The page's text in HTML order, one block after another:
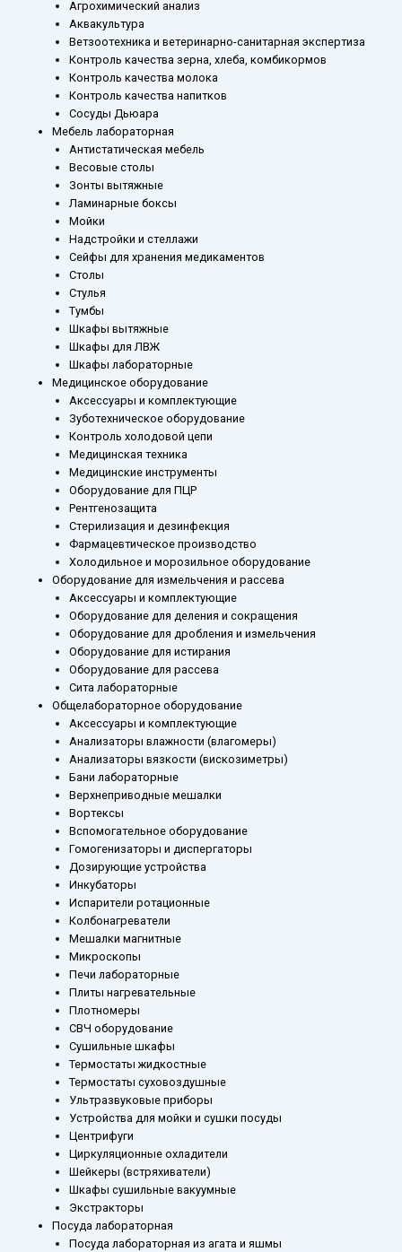
Агрохимический анализ
Аквакультура
Ветзоотехника и ветеринарно-санитарная экспертиза
Контроль качества зерна, хлеба, комбикормов
Контроль качества молока
Контроль качества напитков
Сосуды Дьюара
Мебель лабораторная
Антистатическая мебель
Весовые столы
Зонты вытяжные
Ламинарные боксы
Мойки
Надстройки и стеллажи
Сейфы для хранения медикаментов
Столы
Стулья
Тумбы
Шкафы вытяжные
Шкафы для ЛВЖ
Шкафы лабораторные
Медицинское оборудование
Аксессуары и комплектующие
Зуботехническое оборудование
Контроль холодовой цепи
Медицинская техника
Медицинские инструменты
Оборудование для ПЦР
Рентгенозащита
Стерилизация и дезинфекция
Фармацевтическое производство
Холодильное и морозильное оборудование
Оборудование для измельчения и рассева
Аксессуары и комплектующие
Оборудование для деления и сокращения
Оборудование для дробления и измельчения
Оборудование для истирания
Оборудование для рассева
Сита лабораторные
Общелабораторное оборудование
Аксессуары и комплектующие
Анализаторы влажности (влагомеры)
Анализаторы вязкости (вискозиметры)
Бани лабораторные
Верхнеприводные мешалки
Вортексы
Вспомогательное оборудование
Гомогенизаторы и диспергаторы
Дозирующие устройства
Инкубаторы
Испарители ротационные
Колбонагреватели
Мешалки магнитные
Микроскопы
Печи лабораторные
Плиты нагревательные
Плотномеры
СВЧ оборудование
Сушильные шкафы
Термостаты жидкостные
Термостаты суховоздушные
Ультразвуковые приборы
Устройства для мойки и сушки посуды
Центрифуги
Циркуляционные охладители
Шейкеры (встряхиватели)
Шкафы сушильные вакуумные
Экстракторы
Посуда лабораторная
Посуда лабораторная из агата и яшмы